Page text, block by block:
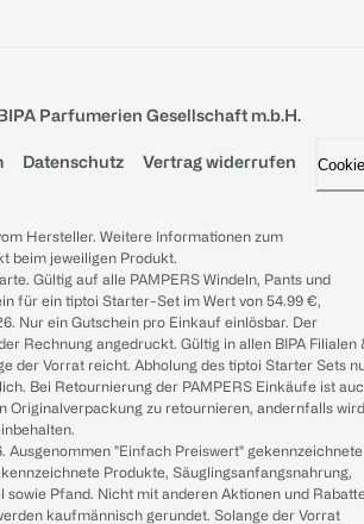
Parfumerien Gesellschaft m.b.H.
Datenschutz Vertrag widerrufen
Hersteller. Weitere Informationen zum
beim jeweiligen Produkt.
Gültig auf alle PAMPERS Windeln, Pants und
für ein tiptoi Starter-Set im Wert von 54.99 €,
Nur ein Gutschein pro Einkauf einlösbar. Der
Rechnung angedruckt. Gültig in allen BIPA Filialen
der Vorrat reicht. Abholung des tiptoi Starter Sets
Bei Retournierung der PAMPERS Einkäufe ist
Originalverpackung zu retournieren, andernfalls wird
Ausgenommen "Einfach Preiswert" gekennzeichnete
Produkte, Säuglingsanfangsnahrung,
Pfand. Nicht mit anderen Aktionen und
kaufmännisch gerundet. Solange der Vorrat